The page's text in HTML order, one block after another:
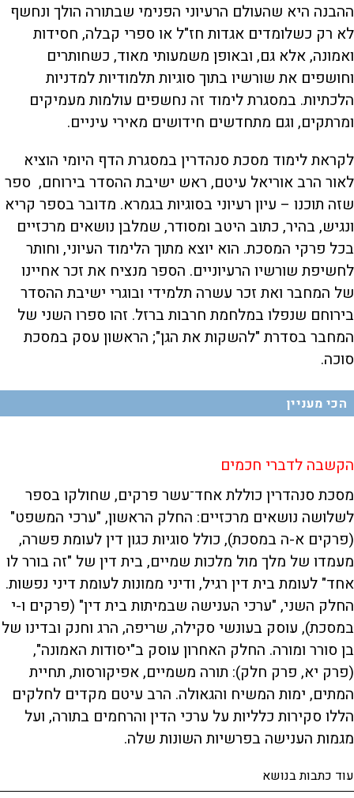
ההבנה היא שהעולם הרעיוני הפנימי שבתורה הולך ונחשף
לא רק כשלומדים אגדות חז"ל או ספרי קבלה, חסידות
ואמונה, אלא גם, ובאופן משמעותי מאוד, כשחותרים
וחושפים את שורשיו בתוך סוגיות תלמודיות למדניות
הלכתיות. במסגרת לימוד זה נחשפים עולמות מעמיקים
ומרתקים, וגם מתחדשים חידושים מאירי עיניים.
לקראת לימוד מסכת סנהדרין במסגרת הדף היומי הוציא
לאור הרב אוריאל עיטם, ראש ישיבת ההסדר בירוחם, ספר
שזה תוכנו – עיון רעיוני בסוגיות בגמרא. מדובר בספר קריא
ונגיש, בהיר, כתוב היטב ומסודר, שמלבן נושאים מרכזיים
בכל פרקי המסכת. הוא יוצא מתוך הלימוד העיוני, וחותר
לחשיפת שורשיו הרעיוניים. הספר מנציח את זכר אחיינו
של המחבר ואת זכר עשרה תלמידי ובוגרי ישיבת ההסדר
בירוחם שנפלו במלחמת חרבות ברזל. זהו ספרו השני של
המחבר בסדרת "להשקות את הגן"; הראשון עסק במסכת
סוכה.
הכי מעניין
הקשבה לדברי חכמים
מסכת סנהדרין כוללת אחד־עשר פרקים, שחולקו בספר
לשלושה נושאים מרכזיים: החלק הראשון, "ערכי המשפט"
(פרקים א-ה במסכת), כולל סוגיות כגון דין לעומת פשרה,
מעמדו של מלך מול מלכות שמיים, בית דין של "זה בורר לו
אחד" לעומת בית דין רגיל, ודיני ממונות לעומת דיני נפשות.
החלק השני, "ערכי הענישה שבמיתות בית דין" (פרקים ו-י
במסכת), עוסק בעונשי סקילה, שריפה, הרג וחנק ובדינו של
בן סורר ומורה. החלק האחרון עוסק ב"יסודות האמונה",
(פרק יא, פרק חלק): תורה משמיים, אפיקורסות, תחיית
המתים, ימות המשיח והגאולה. הרב עיטם מקדים לחלקים
הללו סקירות כלליות על ערכי הדין והרחמים בתורה, ועל
מגמות הענישה בפרשיות השונות שלה.
עוד כתבות בנושא